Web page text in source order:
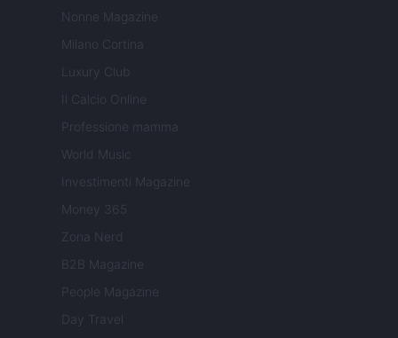
Nonne Magazine
Milano Cortina
Luxury Club
Il Calcio Online
Professione mamma
World Music
Investimenti Magazine
Money 365
Zona Nerd
B2B Magazine
People Magazine
Day Travel